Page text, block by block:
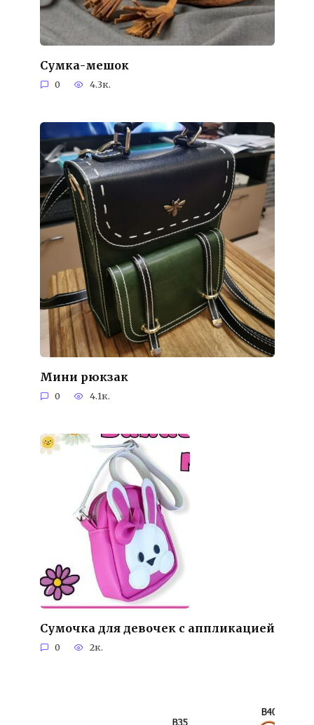
Сумка-мешок
0 4.3к.
Мини рюкзак
0 4.1к.
Сумочка для девочек с аппликацией
0 2к.